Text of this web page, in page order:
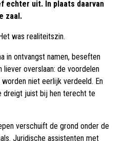
echter uit. In plaats daarvan
zaal.
was realiteitszin.
in ontvangst namen, beseften
overslaan: de voordelen
niet eerlijk verdeeld. En
dreigt juist bij hen terecht te
verschuift de grond onder de
Juridische assistenten met